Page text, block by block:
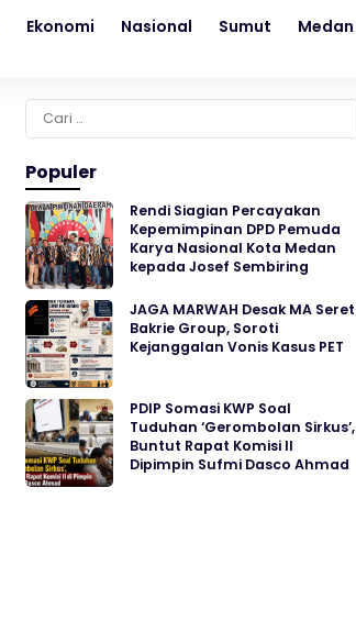
Ekonomi Nasional Sumut Medan
Cari
untuk:
Populer
Rendi Siagian Percayakan
Kepemimpinan DPD Pemuda
Karya Nasional Kota Medan
kepada Josef Sembiring
JAGA MARWAH Desak MA Seret
Bakrie Group, Soroti
Kejanggalan Vonis Kasus PET
PDIP Somasi KWP Soal
Tuduhan ‘Gerombolan Sirkus’,
Buntut Rapat Komisi II
Dipimpin Sufmi Dasco Ahmad